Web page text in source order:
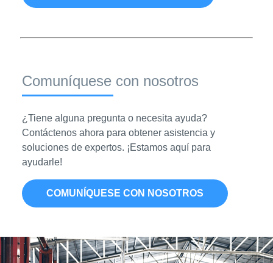
Comuníquese con nosotros
¿Tiene alguna pregunta o necesita ayuda?
Contáctenos ahora para obtener asistencia y
soluciones de expertos. ¡Estamos aquí para
ayudarle!
COMUNÍQUESE CON NOSOTROS